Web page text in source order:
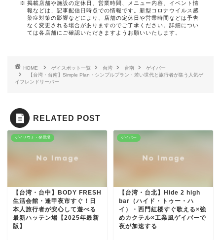
掲載店舗や施設の定休日、営業時間、メニュー内容、イベント情
報などは、記事配信日時点での情報です。新型コロナウイルス感
染症対策の影響などにより、店舗の定休日や営業時間などは予告
なく変更される場合がありますのでご了承ください。詳細につい
ては各店舗にご確認いただきますようお願いいたします。
HOME ゲイスポット一覧 台湾 台南
ゲイバー
【台湾・台南】Simple Plan・シンプルプラン・若い世代と旅行者が集う人気ゲ
イフレンドリーバー
RELATED POST
ゲイサウナ・発展場
【台湾・台中】BODY FRESH
生活会館・逢甲夜市すぐ！日
本人旅行者が安心して遊べる
最新ハッテン場【2025年最新
版】
ゲイバー
【台湾・台北】Hide 2 high
bar（ハイド・トゥー・ハ
イ）・西門紅楼すぐ歌える×強
めカクテル×工業風ゲイバーで
夜が加速する